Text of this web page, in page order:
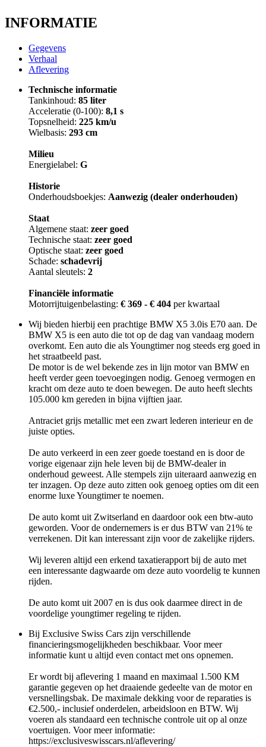
INFORMATIE
Gegevens
Verhaal
Aflevering
Technische informatie
Tankinhoud: 85 liter
Acceleratie (0-100): 8,1 s
Topsnelheid: 225 km/u
Wielbasis: 293 cm
Milieu
Energielabel: G
Historie
Onderhoudsboekjes: Aanwezig (dealer onderhouden)
Staat
Algemene staat: zeer goed
Technische staat: zeer goed
Optische staat: zeer goed
Schade: schadevrij
Aantal sleutels: 2
Financiële informatie
Motorrijtuigenbelasting: € 369 - € 404 per kwartaal
Wij bieden hierbij een prachtige BMW X5 3.0is E70 aan. De
BMW X5 is een auto die tot op de dag van vandaag modern
overkomt. Een auto die als Youngtimer nog steeds erg goed in
het straatbeeld past.
De motor is de wel bekende zes in lijn motor van BMW en
heeft verder geen toevoegingen nodig. Genoeg vermogen en
kracht om deze auto te doen bewegen. De auto heeft slechts
105.000 km gereden in bijna vijftien jaar.
Antraciet grijs metallic met een zwart lederen interieur en de
juiste opties.
De auto verkeerd in een zeer goede toestand en is door de
vorige eigenaar zijn hele leven bij de BMW-dealer in
onderhoud geweest. Alle stempels zijn uiteraard aanwezig en
ter inzagen. Op deze auto zitten ook genoeg opties om dit een
enorme luxe Youngtimer te noemen.
De auto komt uit Zwitserland en daardoor ook een btw-auto
geworden. Voor de ondernemers is er dus BTW van 21% te
verrekenen. Dit kan interessant zijn voor de zakelijke rijders.
Wij leveren altijd een erkend taxatierapport bij de auto met
een interessante dagwaarde om deze auto voordelig te kunnen
rijden.
De auto komt uit 2007 en is dus ook daarmee direct in de
voordelige youngtimer regeling te rijden.
Bij Exclusive Swiss Cars zijn verschillende
financieringsmogelijkheden beschikbaar. Voor meer
informatie kunt u altijd even contact met ons opnemen.
Er wordt bij aflevering 1 maand en maximaal 1.500 KM
garantie gegeven op het draaiende gedeelte van de motor en
versnellingsbak. De maximale dekking voor de reparaties is
€2.500,- inclusief onderdelen, arbeidsloon en BTW. Wij
voeren als standaard een technische controle uit op al onze
voertuigen. Voor meer informatie:
https://exclusiveswisscars.nl/aflevering/